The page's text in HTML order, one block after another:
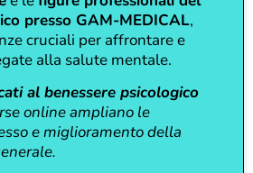
presso GAM-MEDICAL,
cruciali per affrontare e
alla salute mentale.
al benessere psicologico
online ampliano le
e miglioramento della